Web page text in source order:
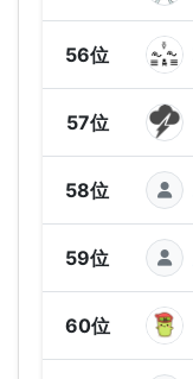
56位
57位
58位
59位
60位